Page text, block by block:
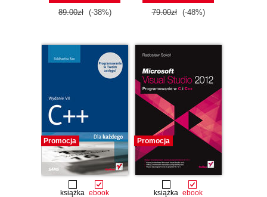
89.00zł (-38%) 79.00zł (-48%)
Promocja
książka ebook
Promocja
książka ebook